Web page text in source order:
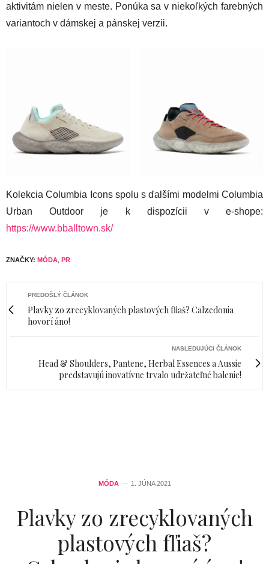
aktivitám nielen v meste. Ponúka sa v niekoľkých farebných
variantoch v dámskej a pánskej verzii.
Kolekcia Columbia Icons spolu s ďalšími modelmi Columbia
Urban Outdoor je k dispozícii v e-shope:
https://www.bballtown.sk/
ZNAČKY: MÓDA PR
PREDOŠLÝ ČLÁNOK
Plavky zo zrecyklovaných plastových fľiaš? Calzedonia
hovorí áno!
NASLEDUJÚCI ČLÁNOK
Head & Shoulders, Pantene, Herbal Essences a Aussie
predstavujú inovatívne trvalo udržateľné balenie!
MÓDA 1. JÚNA 2021
Plavky zo zrecyklovaných
plastových fľiaš?